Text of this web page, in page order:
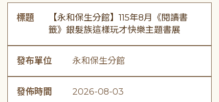
標題
【永和保生分館】115年8月《閱讀書
籤》銀髮族這樣玩才快樂主題書展
發布單位 永和保生分館
發佈時間 2026-08-03